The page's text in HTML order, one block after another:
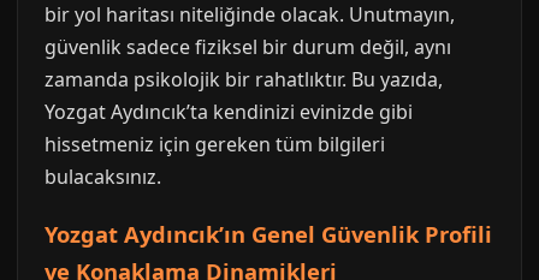
bir yol haritası niteliğinde olacak. Unutmayın,
güvenlik sadece fiziksel bir durum değil, aynı
zamanda psikolojik bir rahatlıktır. Bu yazıda,
Yozgat Aydıncık’ta kendinizi evinizde gibi
hissetmeniz için gereken tüm bilgileri
bulacaksınız.
Yozgat Aydıncık’ın Genel Güvenlik Profili
ve Konaklama Dinamikleri